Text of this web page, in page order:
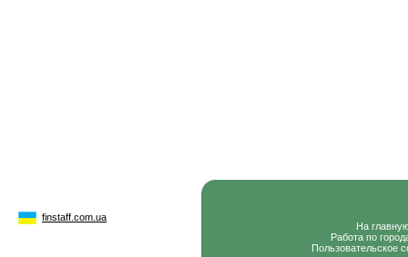
finstaff.com.ua
На
Работа по
Пользовательское